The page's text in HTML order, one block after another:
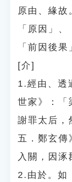
原由、緣故
「原因」
「前因後果
[介]
1.經由、透
世家》：「
謝罪太后，
五．鄭玄傳
入關，因涿
2.由於。如